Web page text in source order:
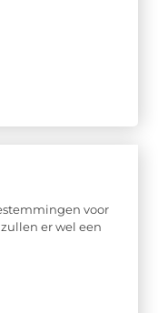
voor
er wel een